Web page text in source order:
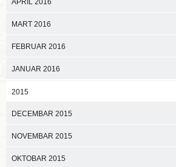
MART 2016
FEBRUAR 2016
JANUAR 2016
2015
DECEMBAR 2015
NOVEMBAR 2015
OKTOBAR 2015